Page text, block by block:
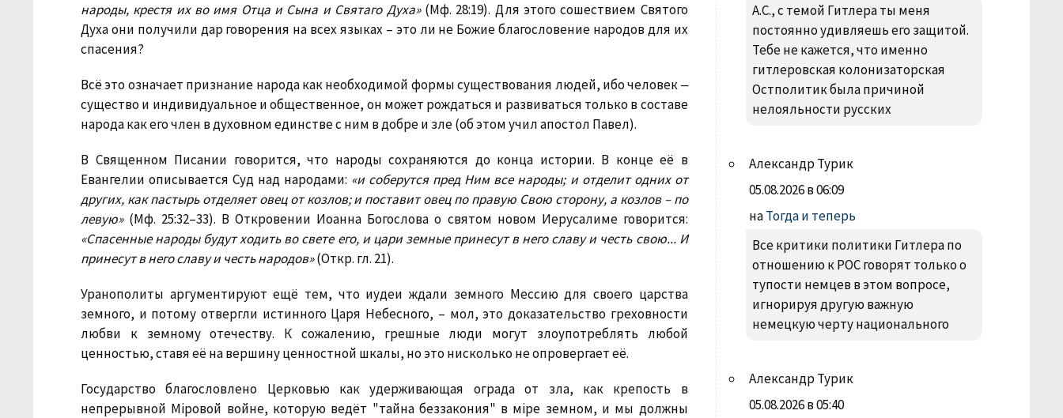
народы, крестя их во имя Отца и Сына и Святаго Духа»(Мф. 28:19). Для этого сошествием Святого
Духа они получили дар говорения на всех языках – это ли не Божие благословение народов для их
спасения?
Всё это означает признание народа как необходимой формы существования людей, ибо человек ‒
существо и индивидуальное и общественное, он может рождаться и развиваться только в составе
народа как его член в духовном единстве с ним в добре и зле (об этом учил апостол Павел).
В Священном Писании говорится, что народы сохраняются до конца истории. В конце её в
Евангелии описывается Суд над народами: «и соберутся пред Ним все народы; и отделит одних от
других, как пастырь отделяет овец от козлов; и поставит овец по правую Свою сторону, а козлов – по
левую»(Мф. 25:32–33). В Откровении Иоанна Богослова о святом новом Иерусалиме говорится:
«Спасенные народы будут ходить во свете его, и цари земные принесут в него славу и честь свою... И
принесут в него славу и честь народов»(Откр. гл. 21).
Уранополиты аргументируют ещё тем, что иудеи ждали земного Мессию для своего царства
земного, и потому отвергли истинного Царя Небесного, – мол, это доказательство греховности
любви к земному отечеству. К сожалению, грешные люди могут злоупотреблять любой
ценностью, ставя её на вершину ценностной шкалы, но это нисколько не опровергает её.
Государство благословлено Церковью как удерживающая ограда от зла, как крепость в
непрерывной Мiровой войне, которую ведёт "тайна беззакония" в мiре земном, и мы должны
А.С., с темой Гитлера ты меня
постоянно удивляешь его защитой.
Тебе не кажется, что именно
гитлеровская колонизаторская
Остполитик была причиной
нелояльности русских
Александр Турик
05.08.2026 в 06:09
наТогда и теперь
Все критики политики Гитлера по
отношению к РОС говорят только о
тупости немцев в этом вопросе,
игнорируя другую важную
немецкую черту национального
Александр Турик
05.08.2026 в 05:40